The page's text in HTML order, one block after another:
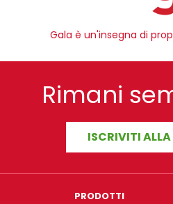
Gala è un'insegna di
Rimani
ISCRIVITI ALLA
PRODOTTI